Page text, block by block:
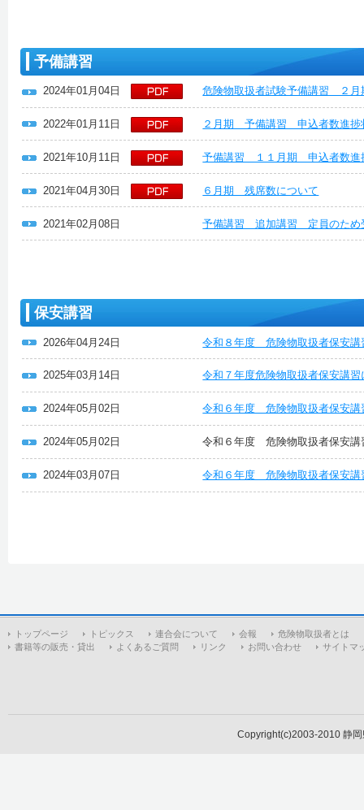
予備講習
2024年01月04日 危険物取扱者試験予備講習 ２
2022年01月11日 ２月期 予備講習 申込者数進捗
2021年10月11日 予備講習 １１月期 申込者数進
2021年04月30日 ６月期 残席数について
2021年02月08日 予備講習 追加講習 定員のため
保安講習
2026年04月24日 令和８年度 危険物取扱者保安講
2025年03月14日 令和７年度危険物取扱者保安講習
2024年05月02日 令和６年度 危険物取扱者保安講
2024年05月02日 令和６年度 危険物取扱者保安講
2024年03月07日 令和６年度 危険物取扱者保安講
トップページ トピックス 連合会について 会報
危険物取扱者とは
書籍等の販売・貸出
よくあるご質問 リンク お問い合わせ サイトマ
Copyright(c)2003-2010 静